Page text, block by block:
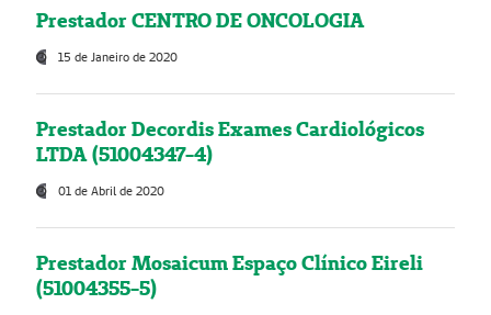
Prestador CENTRO DE ONCOLOGIA
15 de Janeiro de 2020
Prestador Decordis Exames Cardiológicos
LTDA (51004347-4)
01 de Abril de 2020
Prestador Mosaicum Espaço Clínico Eireli
(51004355-5)